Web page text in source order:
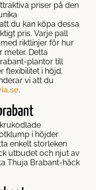
priser på den
du kan köpa dessa
pris. Varje pall
riktlinjer för hur
Detta
plantor till
flexibilitet i höjd,
vi att du
.
i höjder
enkelt storleken
utbudet och njut av
Thuja Brabant-häck